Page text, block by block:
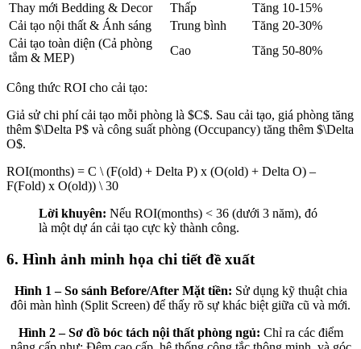
Thay mới Bedding & Decor
Thấp
Tăng 10-15%
Cải tạo nội thất & Ánh sáng
Trung bình
Tăng 20-30%
Cải tạo toàn diện (Cả phòng
tắm & MEP)
Cao Tăng 50-80%
Công thức ROI cho cải tạo:
Giả sử chi phí cải tạo mỗi phòng là $C$. Sau cải tạo, giá phòng tăng
thêm $\Delta P$ và công suất phòng (Occupancy) tăng thêm $\Delta
O$.
ROI(months) = C \ (F(old) + Delta P) x (O(old) + Delta O) –
F(Fold) x O(old)) \ 30
Lời khuyên: Nếu ROI(months) < 36 (dưới 3 năm), đó
là một dự án cải tạo cực kỳ thành công.
6. Hình ảnh minh họa chi tiết đề xuất
Hình 1 – So sánh Before/After Mặt tiền: Sử dụng kỹ thuật chia
đôi màn hình (Split Screen) để thấy rõ sự khác biệt giữa cũ và mới.
Hình 2 – Sơ đồ bóc tách nội thất phòng ngủ: Chỉ ra các điểm